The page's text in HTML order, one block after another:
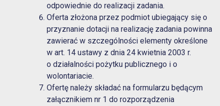
odpowiednie do realizacji zadania.
Oferta złożona przez podmiot ubiegający się o
przyznanie dotacji na realizację zadania powinna
zawierać w szczególności elementy określone
w art. 14 ustawy z dnia 24 kwietnia 2003 r.
o działalności pożytku publicznego i o
wolontariacie.
Ofertę należy składać na formularzu będącym
załącznikiem nr 1 do rozporządzenia